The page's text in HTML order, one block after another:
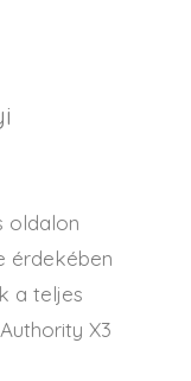
oldalon
érdekében
a teljes
X3